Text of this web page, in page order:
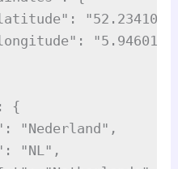
{
"Nederland",
"NL",